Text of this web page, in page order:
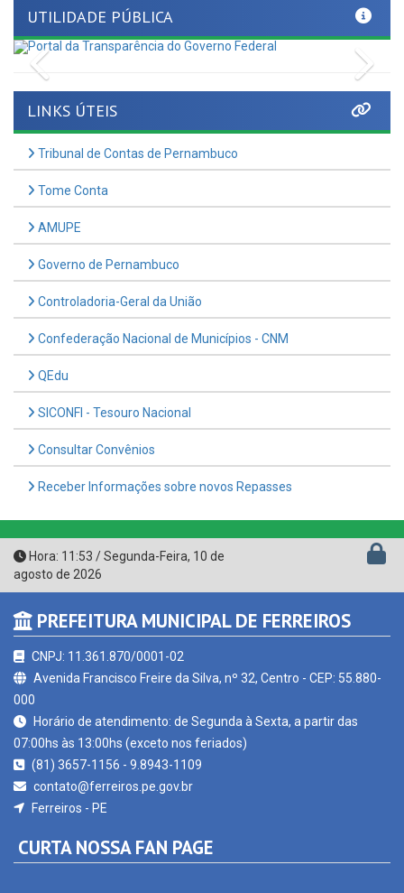
Previous
LINKS ÚTEIS
Tribunal de Contas de Pernambuco
Tome Conta
AMUPE
Governo de Pernambuco
Controladoria-Geral da União
Confederação Nacional de Municípios - CNM
SICONFI - Tesouro Nacional
Consultar Convênios
Hora:11:53/Segunda-Feira,10 de
agosto de 2026
PREFEITURA MUNICIPAL DE FERREIROS
CNPJ: 11.361.870/0001-02
Avenida Francisco Freire da Silva, nº 32, Centro - CEP: 55.880-
Horário de atendimento: de Segunda à Sexta, a partir das
07:00hs às 13:00hs (exceto nos feriados)